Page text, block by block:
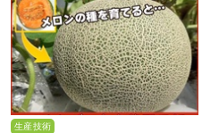
生産技術